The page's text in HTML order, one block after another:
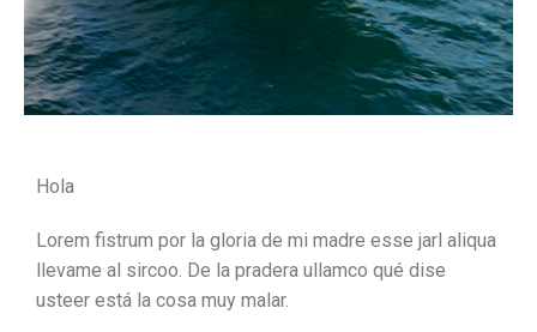
Hola
Lorem fistrum por la gloria de mi madre esse jarl aliqua
llevame al sircoo. De la pradera ullamco qué dise
usteer está la cosa muy malar.